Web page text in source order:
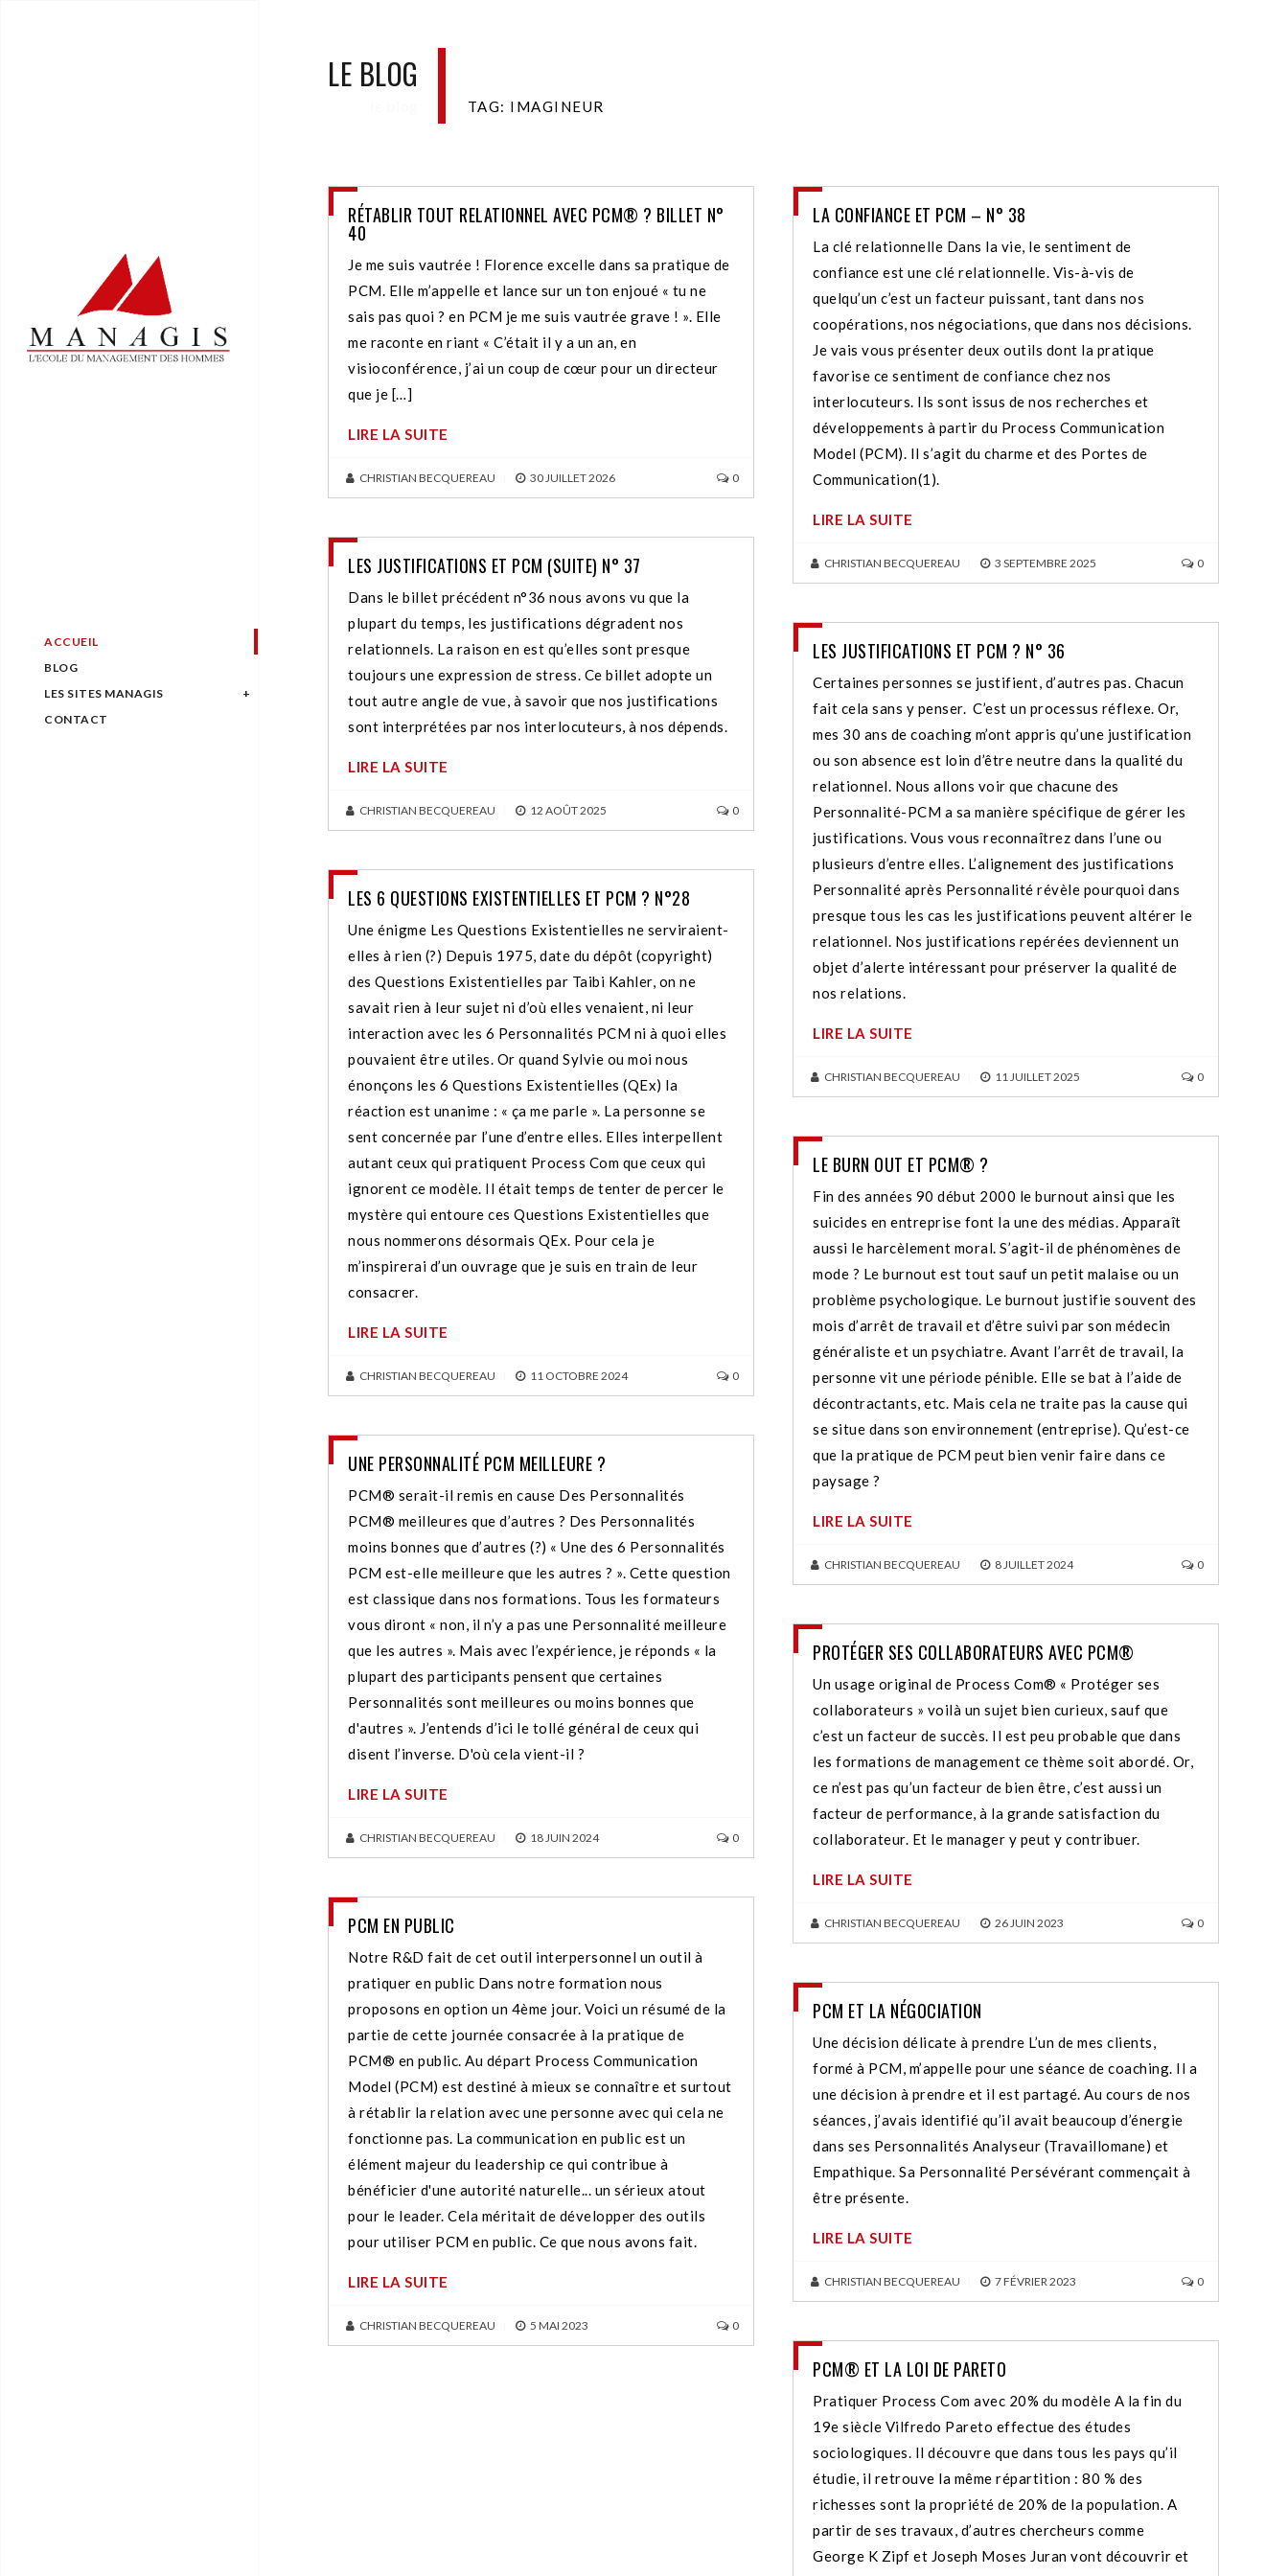
ACCUEIL
BLOG
LES SITES MANAGIS
CONTACT
LE BLOG
TAG: IMAGINEUR
RÉTABLIR TOUT RELATIONNEL AVEC PCM® ? BILLET N°
40
Je me suis vautrée ! Florence excelle dans sa pratique de
PCM. Elle m’appelle et lance sur un ton enjoué « tu ne
sais pas quoi ? en PCM je me suis vautrée grave ! ». Elle
me raconte en riant « C’était il y a un an, en
visioconférence, j’ai un coup de cœur pour un directeur
que je […]
LIRE LA SUITE
CHRISTIAN BECQUEREAU 30 JUILLET 2026 0
LA CONFIANCE ET PCM – N° 38
La clé relationnelle Dans la vie, le sentiment de
confiance est une clé relationnelle. Vis-à-vis de
quelqu’un c’est un facteur puissant, tant dans nos
coopérations, nos négociations, que dans nos décisions.
Je vais vous présenter deux outils dont la pratique
favorise ce sentiment de confiance chez nos
interlocuteurs. Ils sont issus de nos recherches et
développements à partir du Process Communication
Model (PCM). Il s’agit du charme et des Portes de
Communication(1).
LIRE LA SUITE
CHRISTIAN BECQUEREAU 3 SEPTEMBRE 2025 0
LES JUSTIFICATIONS ET PCM (SUITE) N° 37
Dans le billet précédent n°36 nous avons vu que la
plupart du temps, les justifications dégradent nos
relationnels. La raison en est qu’elles sont presque
toujours une expression de stress. Ce billet adopte un
tout autre angle de vue, à savoir que nos justifications
sont interprétées par nos interlocuteurs, à nos dépends.
LIRE LA SUITE
CHRISTIAN BECQUEREAU 12 AOÛT 2025 0
LES JUSTIFICATIONS ET PCM ? N° 36
Certaines personnes se justifient, d’autres pas. Chacun
fait cela sans y penser. C’est un processus réflexe. Or,
mes 30 ans de coaching m’ont appris qu’une justification
ou son absence est loin d’être neutre dans la qualité du
relationnel. Nous allons voir que chacune des
Personnalité-PCM a sa manière spécifique de gérer les
justifications. Vous vous reconnaîtrez dans l’une ou
plusieurs d’entre elles. L’alignement des justifications
Personnalité après Personnalité révèle pourquoi dans
presque tous les cas les justifications peuvent altérer le
relationnel. Nos justifications repérées deviennent un
objet d’alerte intéressant pour préserver la qualité de
nos relations.
LIRE LA SUITE
CHRISTIAN BECQUEREAU 11 JUILLET 2025 0
LES 6 QUESTIONS EXISTENTIELLES ET PCM ? N°28
Une énigme Les Questions Existentielles ne serviraient-
elles à rien (?) Depuis 1975, date du dépôt (copyright)
des Questions Existentielles par Taibi Kahler, on ne
savait rien à leur sujet ni d’où elles venaient, ni leur
interaction avec les 6 Personnalités PCM ni à quoi elles
pouvaient être utiles. Or quand Sylvie ou moi nous
énonçons les 6 Questions Existentielles (QEx) la
réaction est unanime : « ça me parle ». La personne se
sent concernée par l’une d’entre elles. Elles interpellent
autant ceux qui pratiquent Process Com que ceux qui
ignorent ce modèle. Il était temps de tenter de percer le
mystère qui entoure ces Questions Existentielles que
nous nommerons désormais QEx. Pour cela je
m’inspirerai d’un ouvrage que je suis en train de leur
consacrer.
LIRE LA SUITE
CHRISTIAN BECQUEREAU 11 OCTOBRE 2024 0
LE BURN OUT ET PCM® ?
Fin des années 90 début 2000 le burnout ainsi que les
suicides en entreprise font la une des médias. Apparaît
aussi le harcèlement moral. S’agit-il de phénomènes de
mode ? Le burnout est tout sauf un petit malaise ou un
problème psychologique. Le burnout justifie souvent des
mois d’arrêt de travail et d’être suivi par son médecin
généraliste et un psychiatre. Avant l’arrêt de travail, la
personne vit une période pénible. Elle se bat à l’aide de
décontractants, etc. Mais cela ne traite pas la cause qui
se situe dans son environnement (entreprise). Qu’est-ce
que la pratique de PCM peut bien venir faire dans ce
paysage ?
LIRE LA SUITE
CHRISTIAN BECQUEREAU 8 JUILLET 2024 0
UNE PERSONNALITÉ PCM MEILLEURE ?
PCM® serait-il remis en cause Des Personnalités
PCM® meilleures que d’autres ? Des Personnalités
moins bonnes que d’autres (?) « Une des 6 Personnalités
PCM est-elle meilleure que les autres ? ». Cette question
est classique dans nos formations. Tous les formateurs
vous diront « non, il n’y a pas une Personnalité meilleure
que les autres ». Mais avec l’expérience, je réponds « la
plupart des participants pensent que certaines
Personnalités sont meilleures ou moins bonnes que
d'autres ». J’entends d’ici le tollé général de ceux qui
disent l’inverse. D'où cela vient-il ?
LIRE LA SUITE
CHRISTIAN BECQUEREAU 18 JUIN 2024 0
PROTÉGER SES COLLABORATEURS AVEC PCM®
Un usage original de Process Com® « Protéger ses
collaborateurs » voilà un sujet bien curieux, sauf que
c’est un facteur de succès. Il est peu probable que dans
les formations de management ce thème soit abordé. Or,
ce n’est pas qu’un facteur de bien être, c’est aussi un
facteur de performance, à la grande satisfaction du
collaborateur. Et le manager y peut y contribuer.
LIRE LA SUITE
CHRISTIAN BECQUEREAU 26 JUIN 2023 0
PCM EN PUBLIC
Notre R&D fait de cet outil interpersonnel un outil à
pratiquer en public Dans notre formation nous
proposons en option un 4ème jour. Voici un résumé de la
partie de cette journée consacrée à la pratique de
PCM® en public. Au départ Process Communication
Model (PCM) est destiné à mieux se connaître et surtout
à rétablir la relation avec une personne avec qui cela ne
fonctionne pas. La communication en public est un
élément majeur du leadership ce qui contribue à
bénéficier d'une autorité naturelle... un sérieux atout
pour le leader. Cela méritait de développer des outils
pour utiliser PCM en public. Ce que nous avons fait.
LIRE LA SUITE
CHRISTIAN BECQUEREAU 5 MAI 2023 0
PCM ET LA NÉGOCIATION
Une décision délicate à prendre L’un de mes clients,
formé à PCM, m’appelle pour une séance de coaching. Il a
une décision à prendre et il est partagé. Au cours de nos
séances, j’avais identifié qu’il avait beaucoup d’énergie
dans ses Personnalités Analyseur (Travaillomane) et
Empathique. Sa Personnalité Persévérant commençait à
être présente.
LIRE LA SUITE
CHRISTIAN BECQUEREAU 7 FÉVRIER 2023 0
PCM® ET LA LOI DE PARETO
Pratiquer Process Com avec 20% du modèle A la fin du
19e siècle Vilfredo Pareto effectue des études
sociologiques. Il découvre que dans tous les pays qu’il
étudie, il retrouve la même répartition : 80 % des
richesses sont la propriété de 20% de la population. A
partir de ses travaux, d’autres chercheurs comme
George K Zipf et Joseph Moses Juran vont découvrir et